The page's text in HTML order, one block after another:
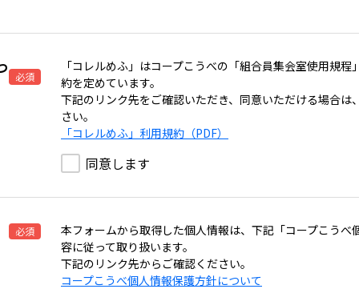
必須
「コレルめふ」はコープこうべの「組合員集会室使用規
約を定めています。
下記のリンク先をご確認いただき、同意いただける場合は
さい。
「コレルめふ」利用規約（PDF）
同意します
必須
本フォームから取得した個人情報は、下記「コープこうべ
容に従って取り扱います。
下記のリンク先からご確認ください。
コープこうべ個人情報保護方針について